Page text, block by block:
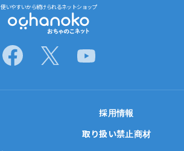
使いやすいから続けられるネットショップ
採用情報
取り扱い禁止商材